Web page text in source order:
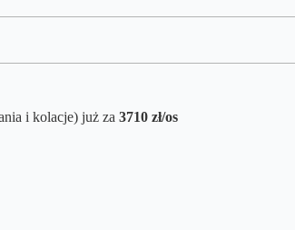
i kolacje) już za 3710 zł/os